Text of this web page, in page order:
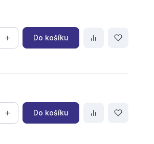
Do košíku
Do košíku